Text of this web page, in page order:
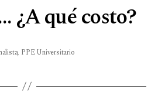
¿A qué costo?
, PPE Universitario